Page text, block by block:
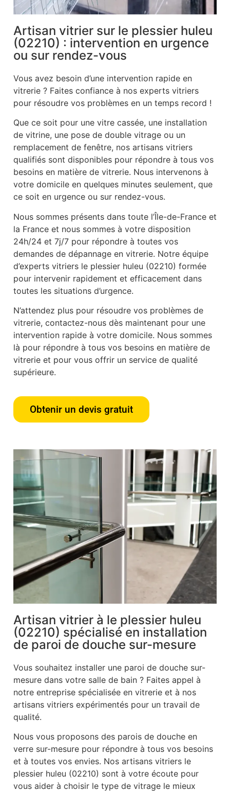
Artisan vitrier sur le plessier huleu
(02210) : intervention en urgence
ou sur rendez-vous
Vous avez besoin d’une intervention rapide en
vitrerie ? Faites confiance à nos experts vitriers
pour résoudre vos problèmes en un temps record !
Que ce soit pour une vitre cassée, une installation
de vitrine, une pose de double vitrage ou un
remplacement de fenêtre, nos artisans vitriers
qualifiés sont disponibles pour répondre à tous vos
besoins en matière de vitrerie. Nous intervenons à
votre domicile en quelques minutes seulement, que
ce soit en urgence ou sur rendez-vous.
Nous sommes présents dans toute l’Île-de-France et
la France et nous sommes à votre disposition
24h/24 et 7j/7 pour répondre à toutes vos
demandes de dépannage en vitrerie. Notre équipe
d’experts vitriers le plessier huleu (02210) formée
pour intervenir rapidement et efficacement dans
toutes les situations d’urgence.
N’attendez plus pour résoudre vos problèmes de
vitrerie, contactez-nous dès maintenant pour une
intervention rapide à votre domicile. Nous sommes
là pour répondre à tous vos besoins en matière de
vitrerie et pour vous offrir un service de qualité
supérieure.
Obtenir un devis gratuit
Artisan vitrier à le plessier huleu
(02210) spécialisé en installation
de paroi de douche sur-mesure
Vous souhaitez installer une paroi de douche sur-
mesure dans votre salle de bain ? Faites appel à
notre entreprise spécialisée en vitrerie et à nos
artisans vitriers expérimentés pour un travail de
qualité.
Nous vous proposons des parois de douche en
verre sur-mesure pour répondre à tous vos besoins
et à toutes vos envies. Nos artisans vitriers le
plessier huleu (02210) sont à votre écoute pour
vous aider à choisir le type de vitrage le mieux